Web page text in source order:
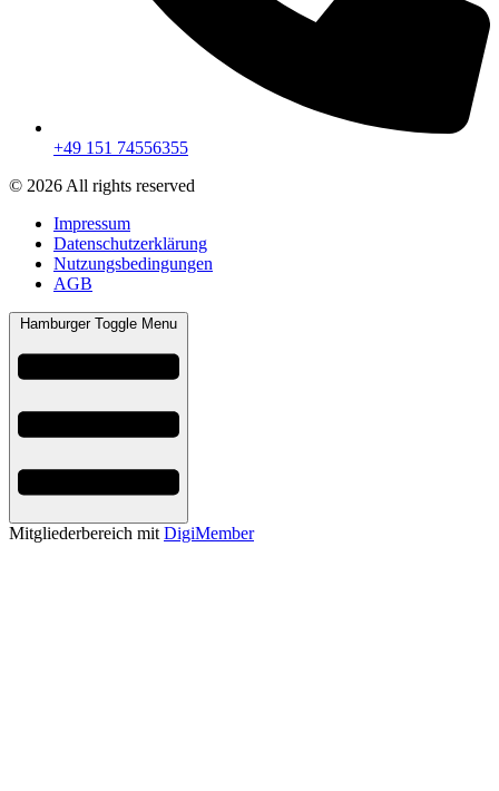
+49 151 74556355
© 2026 All rights reserved
Impressum
Datenschutzerklärung
Nutzungsbedingungen
AGB
Hamburger Toggle Menu
Mitgliederbereich mit DigiMember